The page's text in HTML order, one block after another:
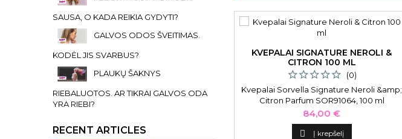
SAUSA, O KADA REIKIA GYDYTI?
GALVOS ODOS ŠVEITIMAS.
KODĖL JIS SVARBUS?
PLAUKŲ ŠAKNYS
RIEBALUOTOS. AR TIKRAI GALVOS ODA
YRA RIEBI?
RECENT ARTICLES
KVEPALAI SIGNATURE NEROLI &
CITRON 100 ML
(0)
Kvepalai Sorvella Signature Neroli &amp;
Citron Parfum SOR91064, 100 ml
Kaina
84,00 €
 Į krepšelį